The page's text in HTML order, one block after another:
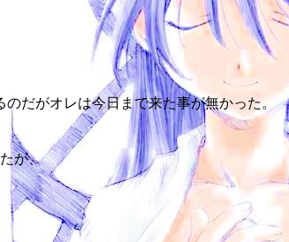
だがオレは今日まで来た事が無かった。
が、